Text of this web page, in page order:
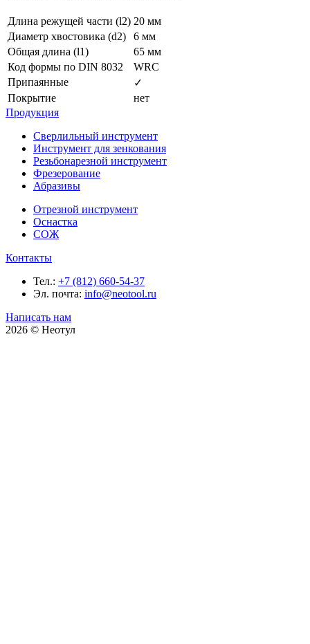
Длина режущей части (l2) 20 мм
Диаметр хвостовика (d2)
6 мм
Общая длина (l1)
65 мм
Код формы по DIN 8032
WRC
Припаянные
✓
Покрытие
нет
Продукция
Сверлильный инструмент
Инструмент для зенкования
Резьбонарезной инструмент
Фрезерование
Абразивы
Отрезной инструмент
Оснастка
СОЖ
Контакты
Тел.: +7 (812) 660-54-37
Эл. почта: info@neotool.ru
Написать нам
2026 © Неотул